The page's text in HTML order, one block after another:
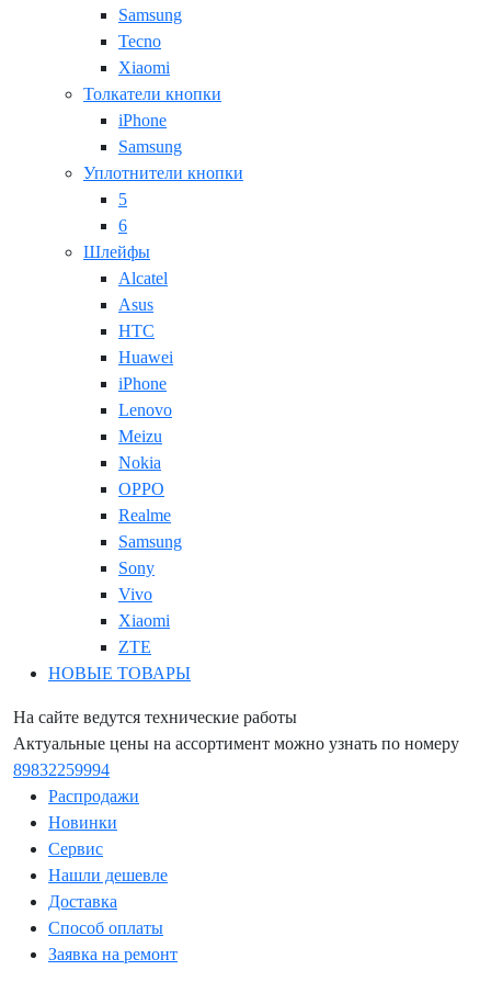
Samsung
Tecno
Xiaomi
Толкатели кнопки
iPhone
Samsung
Уплотнители кнопки
5
6
Шлейфы
Alcatel
Asus
HTC
Huawei
iPhone
Lenovo
Meizu
Nokia
OPPO
Realme
Samsung
Sony
Vivo
Xiaomi
ZTE
НОВЫЕ ТОВАРЫ
На сайте ведутся технические работы
Актуальные цены на ассортимент можно узнать по номеру
89832259994
Распродажи
Новинки
Сервис
Нашли дешевле
Доставка
Способ оплаты
Заявка на ремонт